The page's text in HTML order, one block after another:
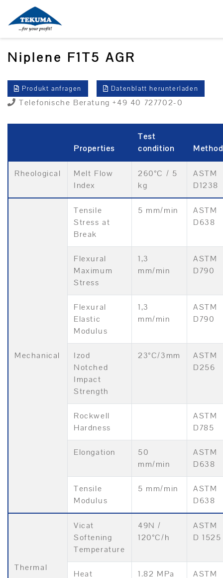
Niplene F1T5 AGR
Produkt anfragen Datenblatt herunterladen
Telefonische Beratung +49 40 727702-0
Properties
Test
condition
Method
Rheological
Melt Flow
Index
260°C / 5
kg
ASTM
D1238
Mechanical
Tensile
Stress at
Break
5 mm/min
ASTM
D638
Flexural
Maximum
Stress
1,3
mm/min
ASTM
D790
Flexural
Elastic
Modulus
1,3
mm/min
ASTM
D790
Izod
Notched
Impact
Strength
23°C/3mm
ASTM
D256
Rockwell
Hardness
ASTM
D785
Elongation
50
mm/min
ASTM
D638
Tensile
Modulus
5 mm/min
ASTM
D638
Thermal
Vicat
Softening
Temperature
49N /
120°C/h
ASTM
D 1525
Heat
1.82 MPa
ASTM